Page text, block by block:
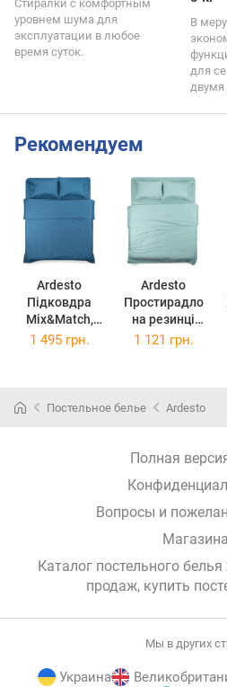
Стиралки с комфортным
уровнем шума для
эксплуатации в любое
время суток.
В
для
двумя
Рекомендуем
Ardesto
Підковдра
Mix&Match,
200х220см,
(ART2022DVB)
Ardesto
Простирадло
на резинці
Mix&Match,
ART1620FSG
1 495 грн. 1 121 грн.
Постельное белье Ardesto
Полная
Вопросы и
Каталог постельного
продаж, купить
Мы в других
Украина